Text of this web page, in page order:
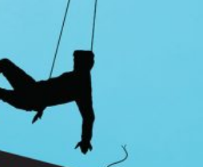
מוצרים קשורים